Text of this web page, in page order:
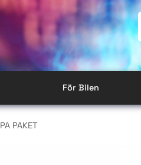
För Bilen
PA PAKET